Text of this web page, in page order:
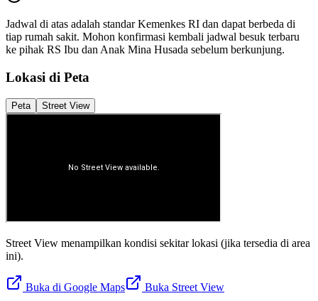
Jadwal di atas adalah standar Kemenkes RI dan dapat berbeda di
tiap rumah sakit. Mohon konfirmasi kembali jadwal besuk terbaru
ke pihak RS Ibu dan Anak Mina Husada sebelum berkunjung.
Lokasi di Peta
Peta Street View
Street View menampilkan kondisi sekitar lokasi (jika tersedia di area
ini).
Buka di Google Maps Buka Street View